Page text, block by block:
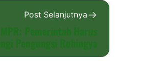
Post Selanjutnya